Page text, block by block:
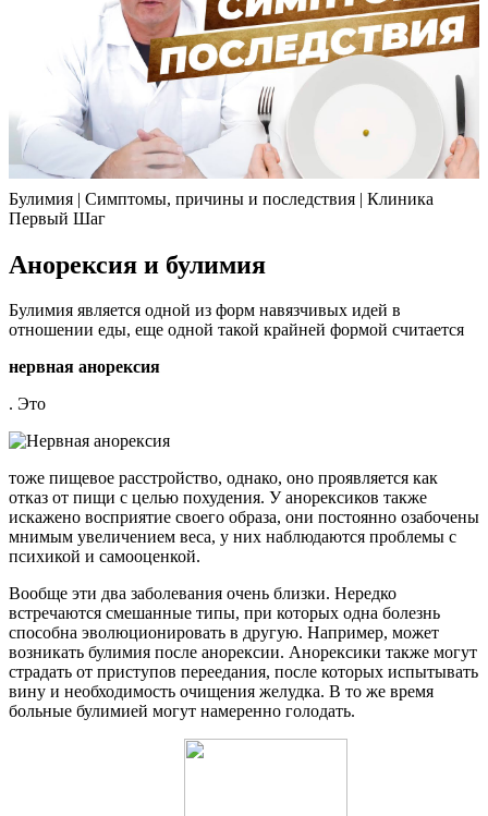
Булимия | Симптомы, причины и последствия | Клиника
Первый Шаг
Анорексия и булимия
Булимия является одной из форм навязчивых идей в
отношении еды, еще одной такой крайней формой считается
нервная анорексия
. Это
тоже пищевое расстройство, однако, оно проявляется как
отказ от пищи с целью похудения. У анорексиков также
искажено восприятие своего образа, они постоянно озабочены
мнимым увеличением веса, у них наблюдаются проблемы с
психикой и самооценкой.
Вообще эти два заболевания очень близки. Нередко
встречаются смешанные типы, при которых одна болезнь
способна эволюционировать в другую. Например, может
возникать булимия после анорексии. Анорексики также могут
страдать от приступов переедания, после которых испытывать
вину и необходимость очищения желудка. В то же время
больные булимией могут намеренно голодать.